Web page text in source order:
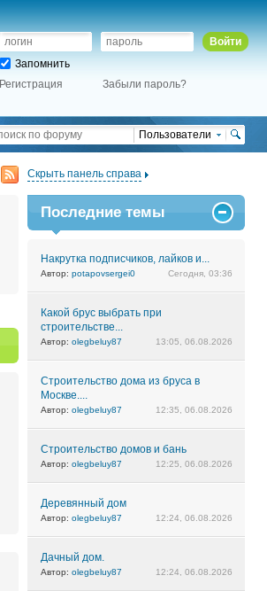
Войти
Запомнить
Регистрация
Забыли пароль?
Пользователи
Скрыть панель справа
Последние темы
Накрутка подписчиков, лайков и...
Автор: potapovsergei0 Сегодня, 03:36
Какой брус выбрать при
строительстве...
Автор: olegbeluy87 13:05, 06.08.2026
Строительство дома из бруса в
Москве....
Автор: olegbeluy87 12:35, 06.08.2026
Строительство домов и бань
Автор: olegbeluy87 12:25, 06.08.2026
Деревянный дом
Автор: olegbeluy87 12:24, 06.08.2026
Дачный дом.
Автор: olegbeluy87 12:24, 06.08.2026